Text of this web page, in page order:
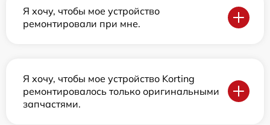
Я хочу, чтобы мое устройство
ремонтировали при мне.
Я хочу, чтобы мое устройство Korting
ремонтировалось только оригинальными
запчастями.